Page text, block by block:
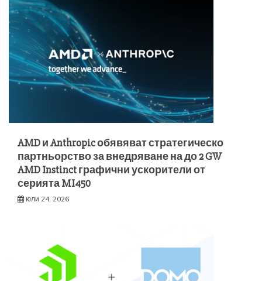
AMD и Anthropic обявяват стратегическо
партньорство за внедряване на до 2 GW
AMD Instinct графични ускорители от
серията MI450
юли 24, 2026